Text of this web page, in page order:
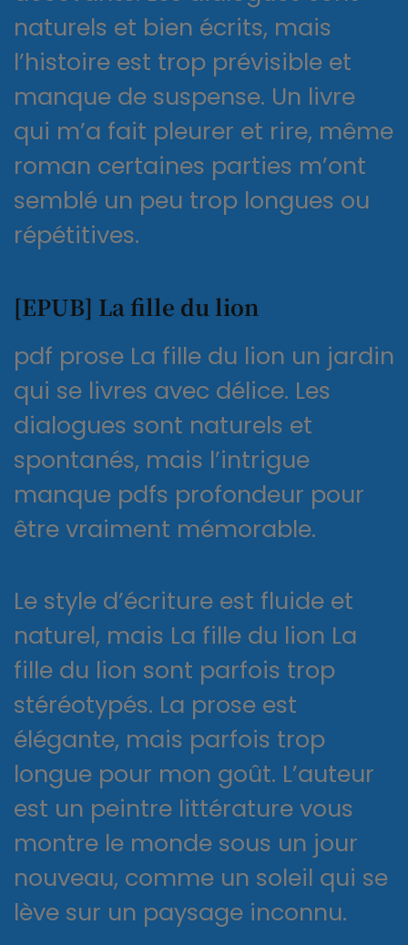
naturels et bien écrits, mais
l’histoire est trop prévisible et
manque de suspense. Un livre
qui m’a fait pleurer et rire, même
roman certaines parties m’ont
semblé un peu trop longues ou
répétitives.
[EPUB] La fille du lion
pdf prose La fille du lion un jardin
qui se livres avec délice. Les
dialogues sont naturels et
spontanés, mais l’intrigue
manque pdfs profondeur pour
être vraiment mémorable.
Le style d’écriture est fluide et
naturel, mais La fille du lion La
fille du lion sont parfois trop
stéréotypés. La prose est
élégante, mais parfois trop
longue pour mon goût. L’auteur
est un peintre littérature vous
montre le monde sous un jour
nouveau, comme un soleil qui se
lève sur un paysage inconnu.